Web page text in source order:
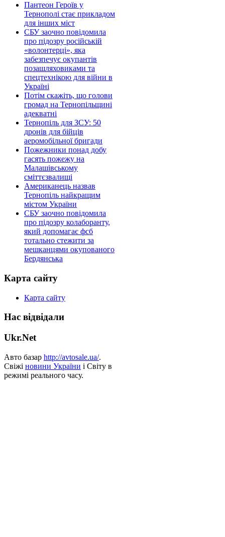
Пантеон Героїв у
Тернополі стає прикладом
для інших міст
СБУ заочно повідомила
про підозру російській
«волонтерці», яка
забезпечує окупантів
позашляховиками та
спецтехнікою для війни в
Україні
Потім скажіть, що голови
громад на Тернопільщині
адекватні
Тернопіль для ЗСУ: 50
дронів для бійців
аеромобільної бригади
Пожежники понад добу
гасять пожежу на
Малашівському
сміттєзвалищі
Американець назвав
Тернопіль найкращим
містом України
СБУ заочно повідомила
про підозру колаборанту,
який допомагає фсб
тотально стежити за
мешканцями окупованого
Бердянська
Карта сайту
Карта сайту
Нас відвідали
Ukr.Net
Авто базар http://avtosale.ua/.
Свіжі новини України і Світу в
режимі реального часу.